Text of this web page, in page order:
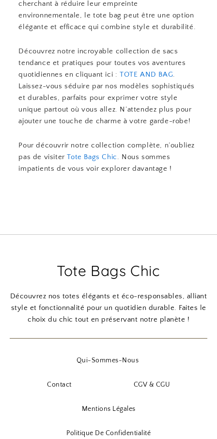
cherchant à réduire leur empreinte
environnementale, le tote bag peut être une option
élégante et efficace qui combine style et durabilité.
Découvrez notre incroyable collection de sacs
tendance et pratiques pour toutes vos aventures
quotidiennes en cliquant ici :TOTE AND BAG.
Laissez-vous séduire par nos modèles sophistiqués
et durables, parfaits pour exprimer votre style
unique partout où vous allez. N’attendez plus pour
ajouter une touche de charme à votre garde-robe!
Pour découvrir notre collection complète, n’oubliez
pas de visiterTote Bags Chic. Nous sommes
impatients de vous voir explorer davantage !
Tote Bags Chic
Découvrez nos totes élégants et éco-responsables, alliant
style et fonctionnalité pour un quotidien durable. Faites le
choix du chic tout en préservant notre planète !
Qui-Sommes-Nous
Contact CGV & CGU
Mentions Légales
Politique De Confidentialité